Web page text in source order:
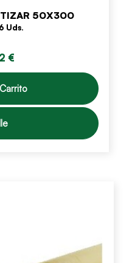
50X300
Uds.
€